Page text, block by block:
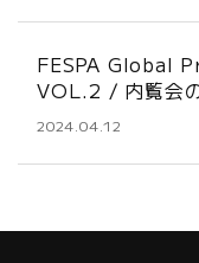
FESPA Global
VOL.2 / 内覧会
2024.04.12